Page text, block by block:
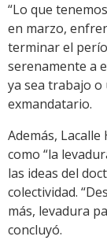
“Lo que
en marzo,
terminar el
serenamente a
ya sea trabajo o
exmandatario.
Además,
como “la
las ideas del
colectividad.
más, levadura
concluyó.